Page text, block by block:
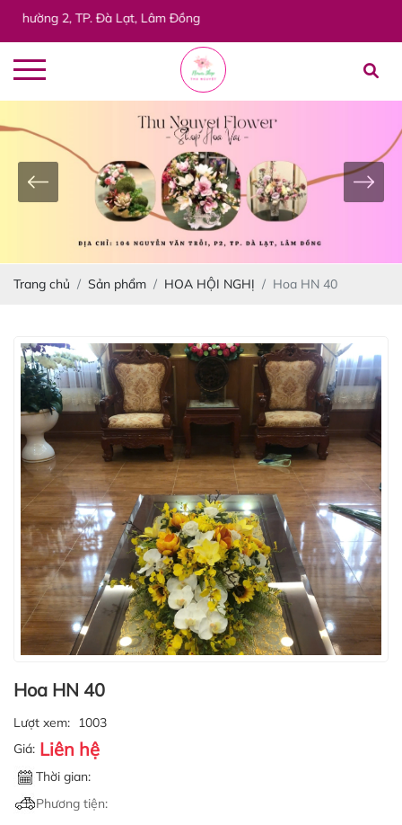
2, TP. Đà Lạt, Lâm Đồng
Trang chủ Sản phẩm HOA HỘI NGHỊ Hoa HN 40
Hoa HN 40
Lượt xem: 1003
Giá: Liên hệ
Thời gian:
Phương tiện: